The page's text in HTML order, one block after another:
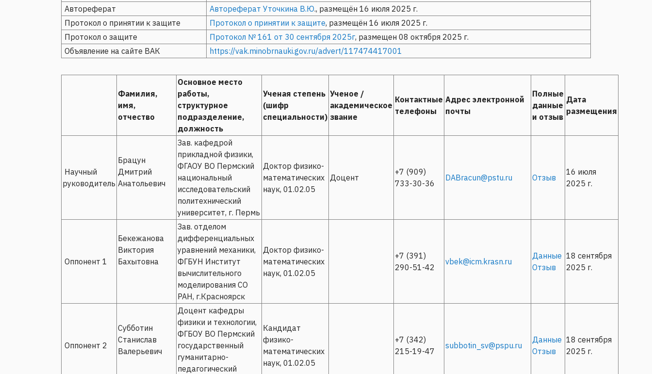
Автореферат
Автореферат Уточкина В.Ю., размещён 16 июля 2025 г.
Протокол о принятии к защите
Протокол о принятии к защите, размещён 16 июля 2025 г.
Протокол о защите
Протокол № 161 от 30 сентября 2025г, размещен 08 октября 2025 г.
Объявление на сайте ВАК
https://vak.minobrnauki.gov.ru/advert/117474417001
Фамилия,
имя,
отчество
Основное место
работы,
структурное
подразделение,
должность
Ученая степень
(шифр
специальности)
Ученое /
академическое
звание
Контактные
телефоны
Адрес электронной
почты
Полные
данные
и отзыв
Дата
размещения
Научный
руководитель
Брацун
Дмитрий
Анатольевич
Зав. кафедрой
прикладной физики,
ФГАОУ ВО Пермский
национальный
исследовательский
политехнический
университет, г. Пермь
Доктор физико-
математических
наук, 01.02.05
Доцент
+7 (909)
733-30-36
DABracun@pstu.ru Отзыв
16 июля
2025 г.
Оппонент 1
Бекежанова
Виктория
Бахытовна
Зав. отделом
дифференциальных
уравнений механики,
ФГБУН Институт
вычислительного
моделирования СО
РАН, г.Красноярск
Доктор физико-
математических
наук, 01.02.05
+7 (391)
290-51-42
vbek@icm.krasn.ru
Данные
Отзыв
18 сентября
2025 г.
Оппонент 2
Субботин
Станислав
Валерьевич
Доцент кафедры
физики и технологии,
ФГБОУ ВО Пермский
государственный
гуманитарно-
педагогический
Кандидат
физико-
математических
наук, 01.02.05
+7 (342)
215-19-47
subbotin_sv@pspu.ru
Данные
Отзыв
18 сентября
2025 г.